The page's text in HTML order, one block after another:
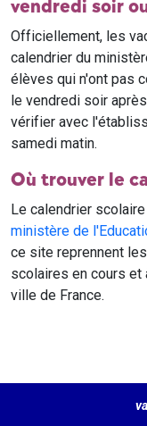
vendredi soir
Officiellement, les
calendrier du
élèves qui n'ont pas
le vendredi soir
vérifier avec
samedi matin.
Où trouver le
Le calendrier
ministère de
ce site reprennent
scolaires en cours et
ville de France.